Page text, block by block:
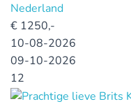
Nederland
€ 1250,-
10-08-2026
09-10-2026
12